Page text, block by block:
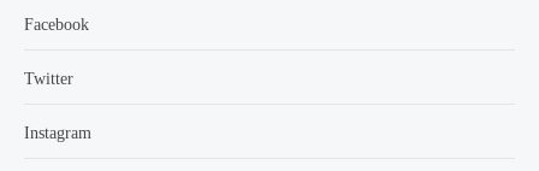
Facebook
Twitter
Instagram